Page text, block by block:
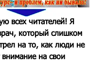
всех читателей! Я
который слишком
на то, как люди не
на свои